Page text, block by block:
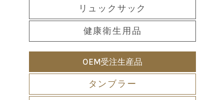
リュックサック
健康衛生用品
OEM受注生産品
タンブラー